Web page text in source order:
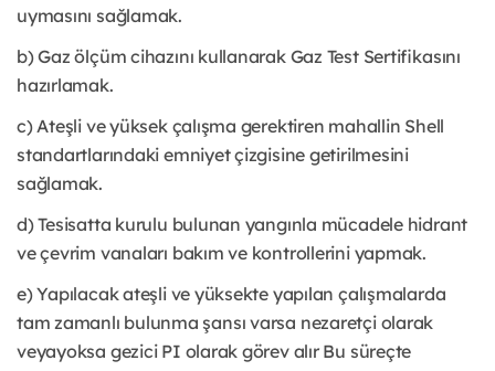
uymasını sağlamak.
b) Gaz ölçüm cihazını kullanarak Gaz Test Sertifikasını
hazırlamak.
c) Ateşli ve yüksek çalışma gerektiren mahallin Shell
standartlarındaki emniyet çizgisine getirilmesini
sağlamak.
d) Tesisatta kurulu bulunan yangınla mücadele hidrant
ve çevrim vanaları bakım ve kontrollerini yapmak.
e) Yapılacak ateşli ve yüksekte yapılan çalışmalarda
tam zamanlı bulunma şansı varsa nezaretçi olarak
veyayoksa gezici PI olarak görev alır Bu süreçte